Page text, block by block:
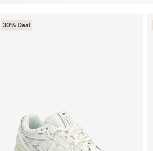
30% Deal